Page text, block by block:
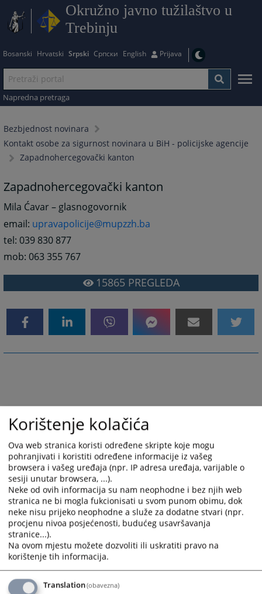
Okružno javno tužilaštvo u
Trebinju
Bosanski Hrvatski Srpski Српски English Prijava
Napredna pretraga
Bezbjednost novinara
Kontakt osobe za sigurnost novinara u BiH - policijske agencije
Zapadnohercegovački kanton
Zapadnohercegovački kanton
Mila Ćavar – glasnogovornik
email: upravapolicije@mupzzh.ba
tel: 039 830 877
mob: 063 355 767
15865 PREGLEDA
Korištenje kolačića
Ova web stranica koristi određene skripte koje mogu
pohranjivati i koristiti određene informacije iz vašeg
browsera i vašeg uređaja (npr. IP adresa uređaja, varijable o
sesiji unutar browsera, ...).
Neke od ovih informacija su nam neophodne i bez njih web
stranica ne bi mogla fukcionisati u svom punom obimu, dok
neke nisu prijeko neophodne a služe za dodatne stvari (npr.
procjenu nivoa posjećenosti, budućeg usavršavanja
stranice...).
Na ovom mjestu možete dozvoliti ili uskratiti pravo na
korištenje tih informacija.
Translation(obavezna)